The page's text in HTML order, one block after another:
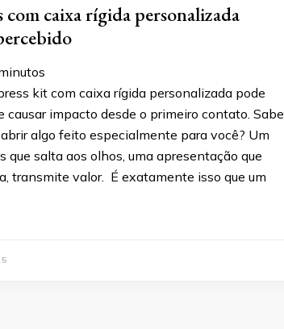
com caixa rígida personalizada
kit com caixa rígida personalizada pode
causar impacto desde o primeiro contato. Sabe
algo feito especialmente para você? Um
que salta aos olhos, uma apresentação que
transmite valor. É exatamente isso que um